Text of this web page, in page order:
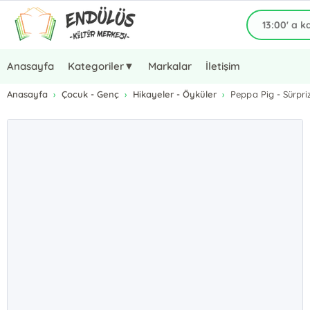
Anasayfa Kategoriler▼ Markalar İletişim
Anasayfa Çocuk - Genç Hikayeler - Öyküler Peppa Pig -